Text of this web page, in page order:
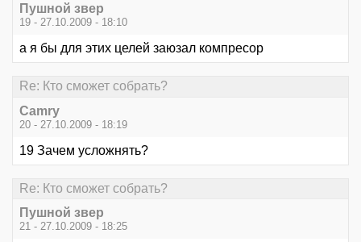
Пушной звер
19 - 27.10.2009 - 18:10
а я бы для этих целей заюзал компресор
Re: Кто сможет собрать?
Camry
20 - 27.10.2009 - 18:19
19 Зачем усложнять?
Re: Кто сможет собрать?
Пушной звер
21 - 27.10.2009 - 18:25